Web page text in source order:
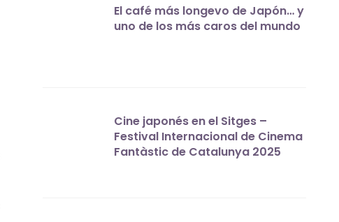
El café más longevo de Japón… y
uno de los más caros del mundo
Cine japonés en el Sitges –
Festival Internacional de Cinema
Fantàstic de Catalunya 2025